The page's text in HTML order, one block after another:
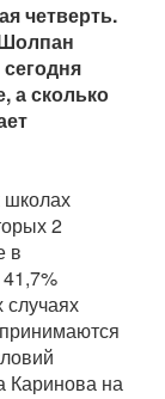
четверть.
а сколько
школах
2
в
Каринова на